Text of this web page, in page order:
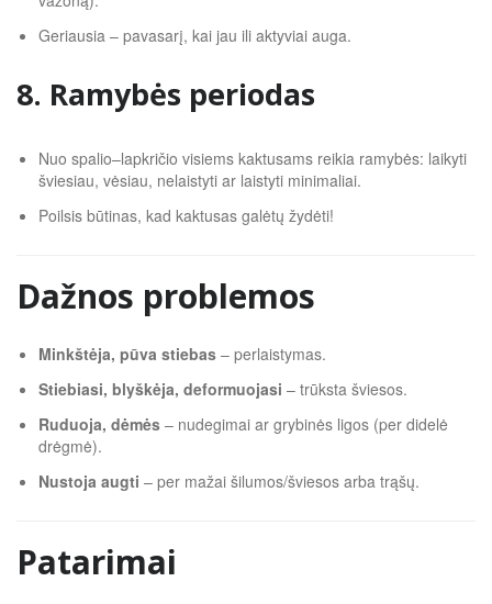
Geriausia – pavasarį, kai jau ili aktyviai auga.
8. Ramybės periodas
Nuo spalio–lapkričio visiems kaktusams reikia ramybės: laikyti
šviesiau, vėsiau, nelaistyti ar laistyti minimaliai.
Poilsis būtinas, kad kaktusas galėtų žydėti!
Dažnos problemos
Minkštėja, pūva stiebas – perlaistymas.
Stiebiasi, blyškėja, deformuojasi – trūksta šviesos.
Ruduoja, dėmės – nudegimai ar grybinės ligos (per didelė
drėgmė).
Nustoja augti – per mažai šilumos/šviesos arba trąšų.
Patarimai